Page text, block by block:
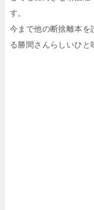
す。
今まで他の断捨離本を
る勝間さんらしいひと